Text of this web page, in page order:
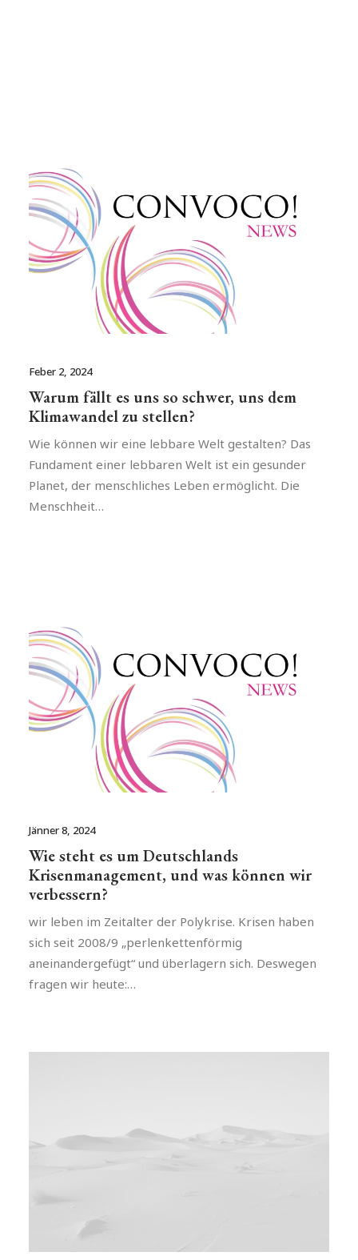
Feber 2, 2024
Warum fällt es uns so schwer, uns dem
Klimawandel zu stellen?
Wie können wir eine lebbare Welt gestalten? Das
Fundament einer lebbaren Welt ist ein gesunder
Planet, der menschliches Leben ermöglicht. Die
Menschheit…
Jänner 8, 2024
Wie steht es um Deutschlands
Krisenmanagement, und was können wir
verbessern?
wir leben im Zeitalter der Polykrise. Krisen haben
sich seit 2008/9 „perlenkettenförmig
aneinandergefügt“ und überlagern sich. Deswegen
fragen wir heute:…